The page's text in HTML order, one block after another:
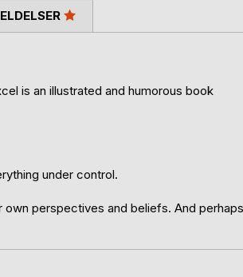
is an illustrated and humorous book
under control.
own perspectives and beliefs. And perhaps